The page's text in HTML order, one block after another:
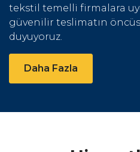
tekstil temelli firmalara
güvenilir teslimatın
duyuyoruz.
Daha Fazla